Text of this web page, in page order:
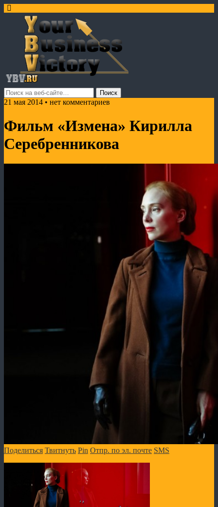
21 мая 2014 • нет комментариев
Фильм «Измена» Кирилла
Серебренникова
Поделиться Твитнуть Pin Отпр. по эл. почте SMS